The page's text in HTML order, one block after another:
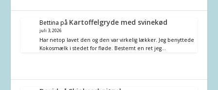
Bettina på Kartoffelgryde med svinekød
juli 3, 2026
Har netop lavet den og den var virkelig lækker. Jeg benyttede
Kokosmælk i stedet for fløde. Bestemt en ret jeg…